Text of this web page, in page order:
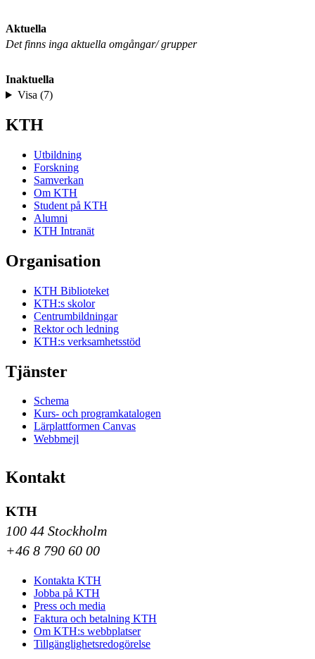
Aktuella
Det finns inga aktuella omgångar/ grupper
Inaktuella
Visa (7)
KTH
Utbildning
Forskning
Samverkan
Om KTH
Student på KTH
Alumni
KTH Intranät
Organisation
KTH Biblioteket
KTH:s skolor
Centrumbildningar
Rektor och ledning
KTH:s verksamhetsstöd
Tjänster
Schema
Kurs- och programkatalogen
Lärplattformen Canvas
Webbmejl
Kontakt
KTH
100 44 Stockholm
+46 8 790 60 00
Kontakta KTH
Jobba på KTH
Press och media
Faktura och betalning KTH
Om KTH:s webbplatser
Tillgänglighetsredogörelse